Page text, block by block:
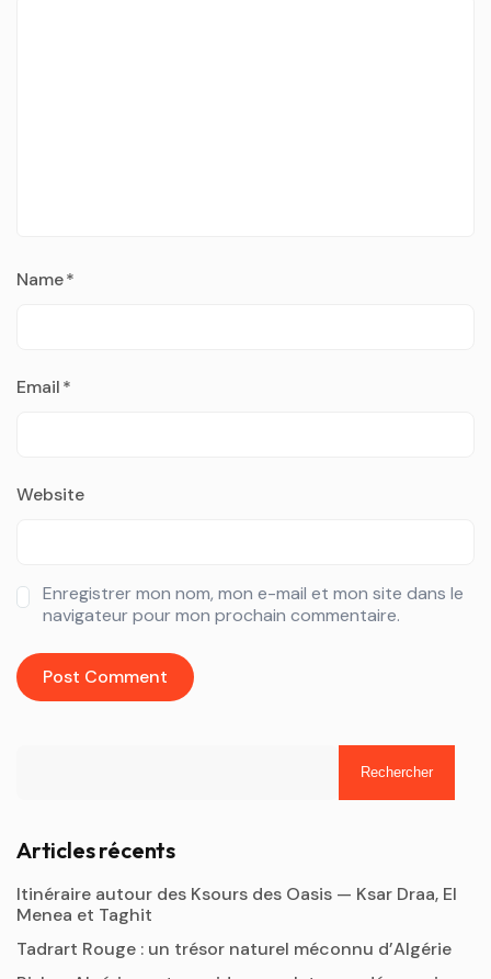
Name*
Email*
Website
Enregistrer mon nom, mon e-mail et mon site dans le
navigateur pour mon prochain commentaire.
Rechercher
Articles récents
Itinéraire autour des Ksours des Oasis — Ksar Draa, El
Menea et Taghit
Tadrart Rouge : un trésor naturel méconnu d’Algérie